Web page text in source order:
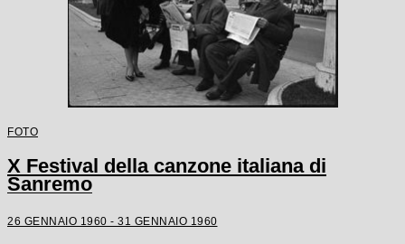
FOTO
X Festival della canzone italiana di
Sanremo
26 GENNAIO 1960 - 31 GENNAIO 1960